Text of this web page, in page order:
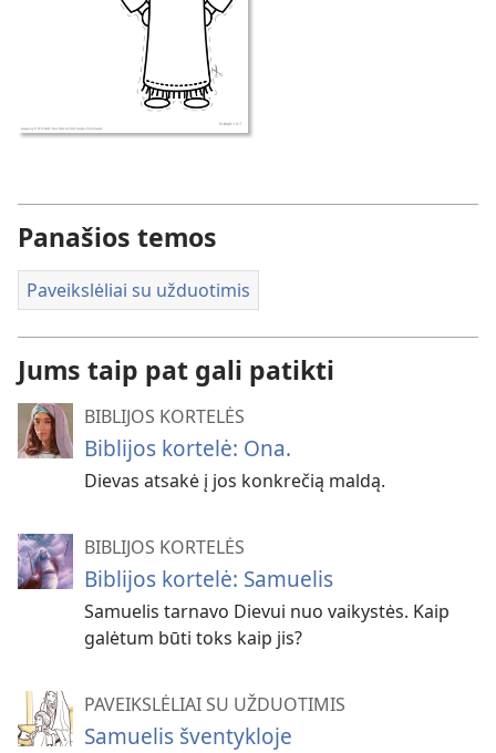
Panašios temos
Paveikslėliai su užduotimis
Jums taip pat gali patikti
BIBLIJOS KORTELĖS
Biblijos kortelė: Ona.
Dievas atsakė į jos konkrečią maldą.
BIBLIJOS KORTELĖS
Biblijos kortelė: Samuelis
Samuelis tarnavo Dievui nuo vaikystės. Kaip
galėtum būti toks kaip jis?
PAVEIKSLĖLIAI SU UŽDUOTIMIS
Samuelis šventykloje